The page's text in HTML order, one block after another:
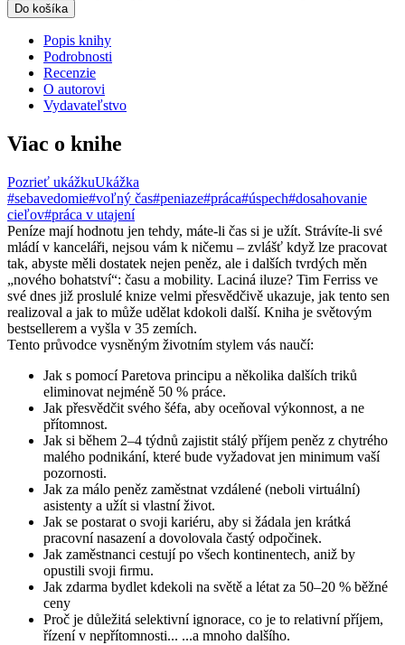
Do košíka
Popis knihy
Podrobnosti
Recenzie
O autorovi
Vydavateľstvo
Viac o knihe
Pozrieť ukážkuUkážka
#sebavedomie#voľný čas#peniaze#práca#úspech#dosahovanie
cieľov#práca v utajení
Peníze mají hodnotu jen tehdy, máte-li čas si je užít. Strávíte-li své
mládí v kanceláři, nejsou vám k ničemu – zvlášť když lze pracovat
tak, abyste měli dostatek nejen peněz, ale i dalších tvrdých měn
„nového bohatství“: času a mobility. Laciná iluze? Tim Ferriss ve
své dnes již proslulé knize velmi přesvědčivě ukazuje, jak tento sen
realizoval a jak to může udělat kdokoli další. Kniha je světovým
bestsellerem a vyšla v 35 zemích.
Tento průvodce vysněným životním stylem vás naučí:
Jak s pomocí Paretova principu a několika dalších triků
eliminovat nejméně 50 % práce.
Jak přesvědčit svého šéfa, aby oceňoval výkonnost, a ne
přítomnost.
Jak si během 2–4 týdnů zajistit stálý příjem peněz z chytrého
malého podnikání, které bude vyžadovat jen minimum vaší
pozornosti.
Jak za málo peněz zaměstnat vzdálené (neboli virtuální)
asistenty a užít si vlastní život.
Jak se postarat o svoji kariéru, aby si žádala jen krátká
pracovní nasazení a dovolovala častý odpočinek.
Jak zaměstnanci cestují po všech kontinentech, aniž by
opustili svoji ﬁrmu.
Jak zdarma bydlet kdekoli na světě a létat za 50–20 % běžné
ceny
Proč je důležitá selektivní ignorace, co je to relativní příjem,
řízení v nepřítomnosti... ...a mnoho dalšího.